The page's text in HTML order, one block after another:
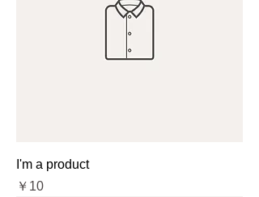
I'm a product
価格
￥10